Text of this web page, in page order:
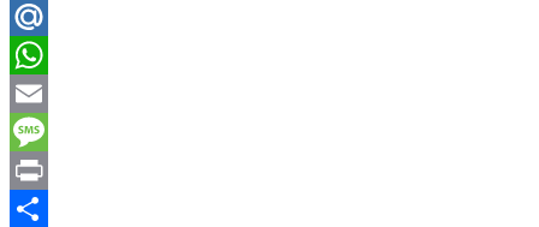
Telegram
Mail.Ru
WhatsApp
Email
Message
Print